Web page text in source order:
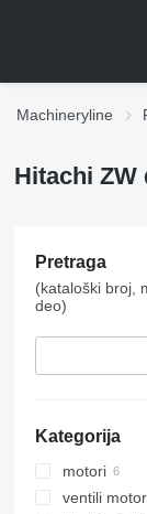
Machineryline
Hitachi
Pretraga
(kataloški broj,
deo)
Kategorija
motori
ventili